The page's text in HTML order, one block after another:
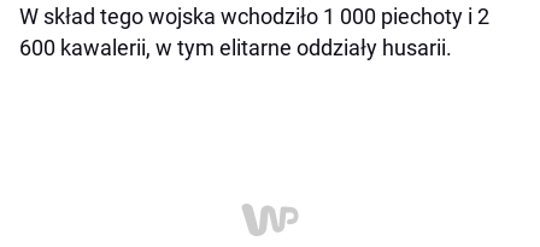
W skład tego wojska wchodziło 1 000 piechoty i 2
600 kawalerii, w tym elitarne oddziały husarii.